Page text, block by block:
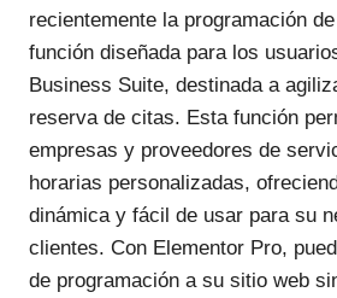
recientemente la programación
función diseñada para los
Business Suite, destinada a
reserva de citas. Esta función
empresas y proveedores de
horarias personalizadas,
dinámica y fácil de usar para su
clientes. Con Elementor Pro,
de programación a su sitio web